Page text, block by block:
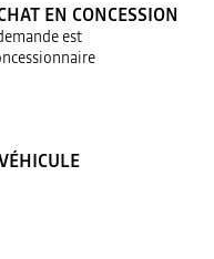
EN CONCESSION
est